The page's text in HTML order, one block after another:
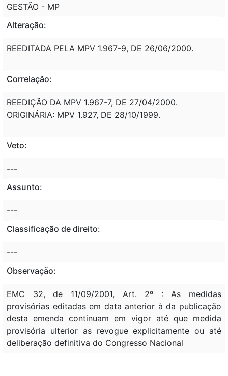
GESTÃO - MP
Alteração:
REEDITADA PELA MPV 1.967-9, DE 26/06/2000.
Correlação:
REEDIÇÃO DA MPV 1.967-7, DE 27/04/2000.
ORIGINÁRIA: MPV 1.927, DE 28/10/1999.
Veto:
---
Assunto:
---
Classificação de direito:
---
Observação:
EMC 32, de 11/09/2001, Art. 2º : As medidas
provisórias editadas em data anterior à da publicação
desta emenda continuam em vigor até que medida
provisória ulterior as revogue explicitamente ou até
deliberação definitiva do Congresso Nacional